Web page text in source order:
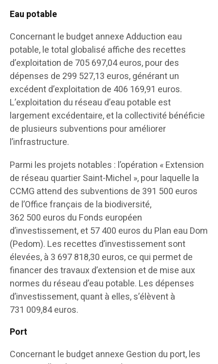
Eau potable
Concernant le budget annexe Adduction eau
potable, le total globalisé affiche des recettes
d’exploitation de 705 697,04 euros, pour des
dépenses de 299 527,13 euros, générant un
excédent d’exploitation de 406 169,91 euros.
L’exploitation du réseau d’eau potable est
largement excédentaire, et la collectivité bénéficie
de plusieurs subventions pour améliorer
l’infrastructure.
Parmi les projets notables : l’opération « Extension
de réseau quartier Saint-Michel », pour laquelle la
CCMG attend des subventions de 391 500 euros
de l’Office français de la biodiversité,
362 500 euros du Fonds européen
d’investissement, et 57 400 euros du Plan eau Dom
(Pedom). Les recettes d’investissement sont
élevées, à 3 697 818,30 euros, ce qui permet de
financer des travaux d’extension et de mise aux
normes du réseau d’eau potable. Les dépenses
d’investissement, quant à elles, s’élèvent à
731 009,84 euros.
Port
Concernant le budget annexe Gestion du port, les